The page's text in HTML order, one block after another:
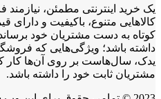
یک خرید اینترنتی مطمئن،
کالاهایی متنوع، باکیفیت و
کوتاه به دست مشتریان خود
داشته باشد؛ ویژگی‌هایی که
یدک، سال‌هاست بر روی آن‌ها کار
مشتریان ثابت خود را داشته باشد.